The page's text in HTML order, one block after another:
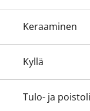
Keraaminen
Kyllä
Tulo- ja